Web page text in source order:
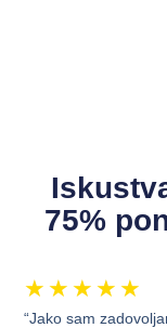
75%
★ ★ ★ ★ ★
“Jako sam